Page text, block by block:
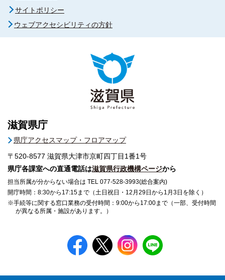
サイトポリシー
ウェブアクセシビリティの方針
滋賀県庁
県庁アクセスマップ・フロアマップ
〒520-8577 滋賀県大津市京町四丁目1番1号
県庁各課室への直通電話は滋賀県行政機構ページから
担当所属が分からない場合は TEL 077-528-3993(総合案内)
開庁時間：8:30から17:15まで（土日祝日・12月29日から1月3日を除く）
※手続等に関する窓口業務の受付時間：9:00から17:00まで（一部、受付時間
が異なる所属・施設があります。）